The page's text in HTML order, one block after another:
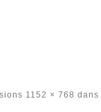
1152 × 768 dans